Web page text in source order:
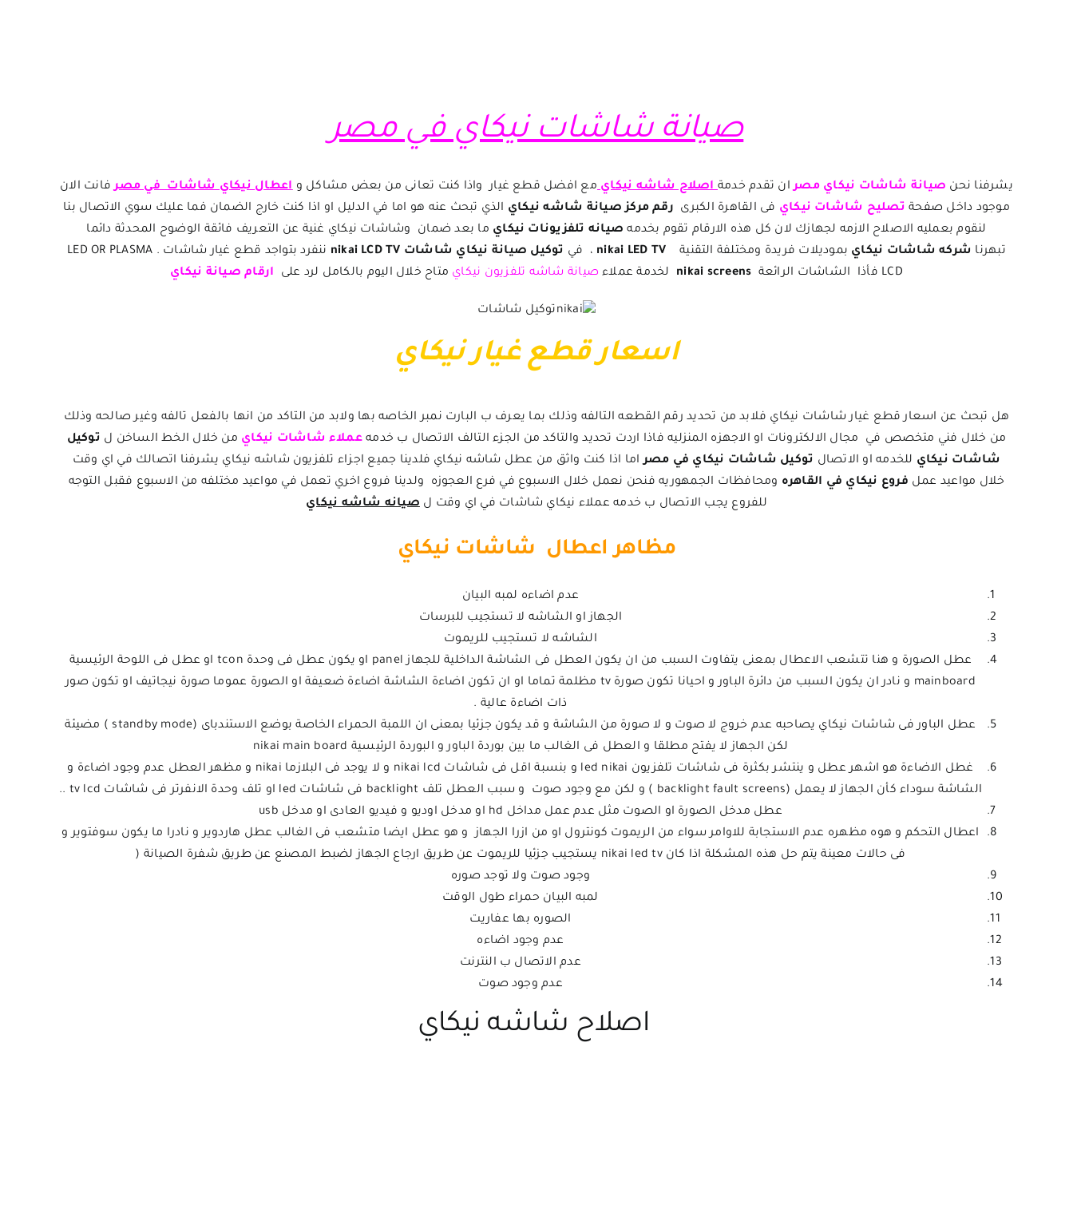
صيانة شاشات نيكاي في مصر
يشرفنا نحن صيانة شاشات نيكاي مصر ان تقدم خدمةاصلاح شاشه نيكايمع افضل قطع غيار واذا كنت تعانى من بعض مشاكل واعطالنيكاي شاشات في مصر فانت الان
موجود داخل صفحة تصليح شاشات نيكاي فى القاهرة الكبرى رقم مركز صيانة شاشه نيكاي الذي تبحث عنه هو اما في الدليل او اذا كنت خارج الضمان فما عليك سوي الاتصال بنا
لنقوم بعمليه الاصلاح الازمه لجهازك لان كل هذه الارقام تقوم بخدمه صيانه تلفزيونات نيكاي ما بعد ضمان وشاشات نيكاي غنية عن التعريف فائقة الوضوح المحدثة دائما
تبهرنا شركه شاشات نيكاي بموديلات فريدة ومختلفة التقنية ، في توكيل صيانة نيكاي شاشات nikai LCD TV
ننفرد بتواجد قطع غيار شاشات LED OR PLASMA .
LCD فأذا الشاشات الرائعة
nikai screens لخدمة عملاءصيانة شاشه تلفزيون نيكاي متاح خلال اليوم بالكامل لرد على ارقام صيانة نيكاي
اسعار قطع غيار نيكاي
هل تبحث عن اسعار قطع غيار شاشات نيكاي فلابد من تحديد رقم القطعه التالفه وذلك بما يعرف ب البارت نمبر الخاصه بها ولابد من التاكد من انها بالفعل تالفه وغير صالحه وذلك
من خلال فني متخصص في مجال الالكترونات او الاجهزه المنزليه فاذا اردت تحديد والتاكد من الجزء التالف الاتصال ب خدمهعملاء شاشات نيكاي من خلال الخط الساخن ل توكيل
شاشات نيكاي للخدمه او الاتصال توكيل شاشات نيكاي في مصراما اذا كنت واثق من عطل شاشه نيكاي فلدينا جميع اجزاء تلفزيون شاشه نيكاي يشرفنا اتصالك في اي وقت
خلال مواعيد عمل فروع نيكاي في القاهره ومحافظات الجمهوريه فنحن نعمل خلال الاسبوع في فرع العجوزه ولدينا فروع اخري تعمل في مواعيد مختلفه من الاسبوع فقبل التوجه
للفروع يجب الاتصال ب خدمه عملاء نيكاي شاشات في اي وقت لصيانه شاشه نيكاي
مظاهر اعطال شاشات نيكاي
عدم اضاءه لمبه البيان
الجهاز او الشاشه لا تستجيب للبرسات
الشاشه لا تستجيب للريموت
عطل الصورة و هنا تتشعب الاعطال بمعنى يتفاوت السبب من ان يكون العطل فى الشاشة الداخلية للجهاز panel او يكون عطل فى وحدة tcon او عطل فى اللوحة الرئيسية
mainboard و نادر ان يكون السبب من دائرة الباور و احيانا تكون صورة tv مظلمة تماما او ان تكون اضاءة الشاشة اضاءة ضعيفة او الصورة عموما صورة نيجاتيف او تكون صور
ذات اضاءة عالية .
عطل الباور فى شاشات نيكاي يصاحبه عدم خروج لا صوت و لا صورة من الشاشة و قد يكون جزئيا بمعنى ان اللمبة الحمراء الخاصة بوضع الاستندباى (standby mode ) مضيئة
لكن الجهاز لا يفتح مطلقا و العطل فى الغالب ما بين بوردة الباور و البوردة الرئيسية nikai main board
غطل الاضاءة هو اشهر عطل و ينتشر بكثرة فى شاشات تلفزيون led nikai و بنسبة اقل فى شاشات nikai lcd و لا يوجد فى البلازما nikai و مظهر العطل عدم وجود اضاءة و
الشاشة سوداء كأن الجهاز لا يعمل (backlight fault screens ) و لكن مع وجود صوت و سبب العطل تلف backlight فى شاشات led او تلف وحدة الانفرتر فى شاشات tv lcd ..
عطل مدخل الصورة او الصوت مثل عدم عمل مداخل hd او مدخل اوديو و فيديو العادى او مدخل usb
اعطال التحكم و هوه مظهره عدم الاستجابة للاوامر سواء من الريموت كونترول او من ازرا الجهاز و هو عطل ايضا متشعب فى الغالب عطل هاردوير و نادرا ما يكون سوفتوير و
فى حالات معينة يتم حل هذه المشكلة اذا كان nikai led tv يستجيب جزئيا للريموت عن طريق ارجاع الجهاز لضبط المصنع عن طريق شفرة الصيانة (
وجود صوت ولا توجد صوره
لمبه البيان حمراء طول الوقت
الصوره بها عفاريت
عدم وجود اضاءه
عدم الاتصال ب النترنت
عدم وجود صوت
اصلاح شاشه نيكاي